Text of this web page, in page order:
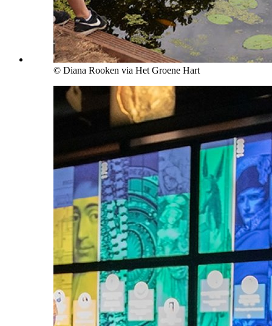
© Diana Rooken via Het Groene Hart